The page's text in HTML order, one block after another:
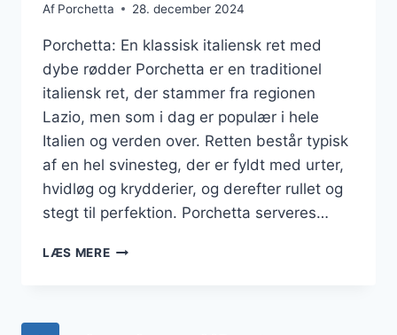
Af Porchetta 28. december 2024
Porchetta: En klassisk italiensk ret med
dybe rødder Porchetta er en traditionel
italiensk ret, der stammer fra regionen
Lazio, men som i dag er populær i hele
Italien og verden over. Retten består typisk
af en hel svinesteg, der er fyldt med urter,
hvidløg og krydderier, og derefter rullet og
stegt til perfektion. Porchetta serveres…
LÆS MEREPORCHETTA